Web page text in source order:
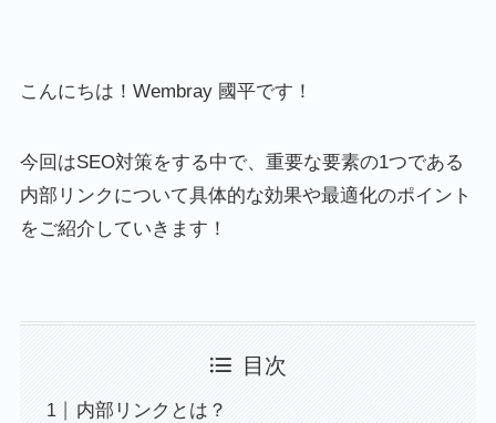
こんにちは！Wembray 國平です！
今回はSEO対策をする中で、重要な要素の1つである
内部リンクについて具体的な効果や最適化のポイント
をご紹介していきます！
目次
内部リンクとは？